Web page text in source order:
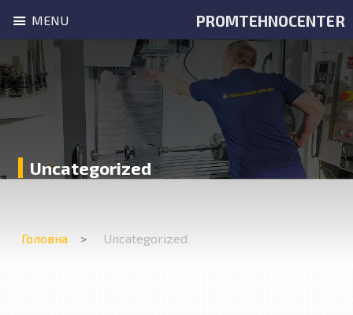
Uncategorized
Головна Uncategorized
MENU PROMTEHNOCENTER